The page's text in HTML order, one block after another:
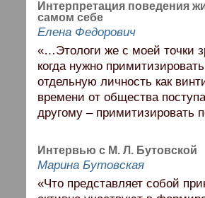
Интерпретация поведения
самом себе
Елена Федорович
«…Этологи же с моей точки
когда нужно
отдельную личность как
времени от общества
другому – примитизировать
Интервью с М. Л. Бутовской
Марина Бутовская
«Что представляет собой